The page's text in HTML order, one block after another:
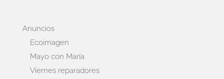
Anuncios
Ecoimagen
Mayo con María
Viernes reparadores